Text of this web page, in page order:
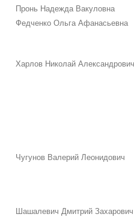
Пронь Надежда Вакуловна
Федченко Ольга Афанасьевна
Харлов Николай Александрович
Чугунов Валерий Леонидович
Шашалевич Дмитрий Захарович